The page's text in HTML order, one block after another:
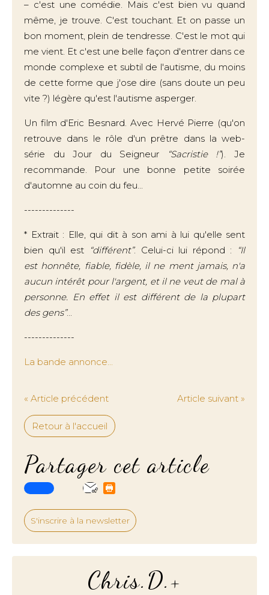
– c'est une comédie. Mais c'est bien vu quand
même, je trouve. C'est touchant. Et on passe un
bon moment, plein de tendresse. C'est le mot qui
me vient. Et c'est une belle façon d'entrer dans ce
monde complexe et subtil de l'autisme, du moins
de cette forme que j'ose dire (sans doute un peu
vite ?) légère qu'est l'autisme asperger.
Un film d'Eric Besnard. Avec Hervé Pierre (qu'on
retrouve dans le rôle d'un prêtre dans la web-
série du Jour du Seigneur
“Sacristie !”). Je
recommande. Pour une bonne petite soirée
d'automne au coin du feu...
--------------
* Extrait : Elle, qui dit à son ami à lui qu'elle sent
bien qu'il est
“différent”. Celui-ci lui répond :
“Il
est honnête, fiable, fidèle, il ne ment jamais, n'a
aucun intérêt pour l'argent, et il ne veut de mal à
personne. En effet il est différent de la plupart
des gens”...
--------------
La bande annonce...
« Article précédent Article suivant »
Retour à l'accueil
Partager cet article
S'inscrire à la newsletter
Chris.D.+